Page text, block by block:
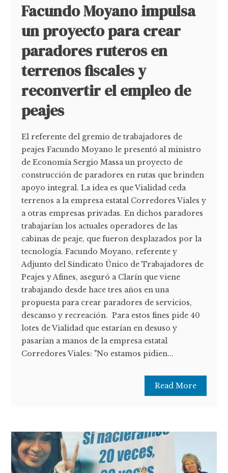
Facundo Moyano impulsa
un proyecto para crear
paradores ruteros en
terrenos fiscales y
reconvertir el empleo de
peajes
El referente del gremio de trabajadores de
peajes Facundo Moyano le presentó al ministro
de Economía Sergio Massa un proyecto de
construcción de paradores en rutas que brinden
apoyo integral. La idea es que Vialidad ceda
terrenos a la empresa estatal Corredores Viales y
a otras empresas privadas. En dichos paradores
trabajarían los actuales operadores de las
cabinas de peaje, que fueron desplazados por la
tecnología. Facundo Moyano, referente y
Adjunto del Sindicato Único de Trabajadores de
Peajes y Afines, aseguró a Clarín que viene
trabajando desde hace tres años en una
propuesta para crear paradores de servicios,
descanso y recreación. Para estos fines pide 40
lotes de Vialidad que estarían en desuso y
pasarían a manos de la empresa estatal
Corredores Viales: "No estamos pidien...
Read More